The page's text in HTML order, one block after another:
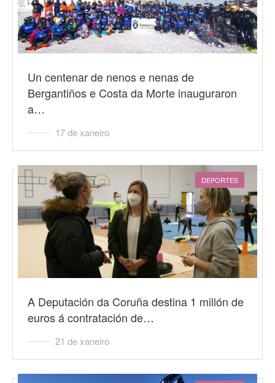
Un centenar de nenos e nenas de
Bergantiños e Costa da Morte inauguraron
a…
17 de xaneiro
DEPORTES
A Deputación da Coruña destina 1 millón de
euros á contratación de…
21 de xaneiro